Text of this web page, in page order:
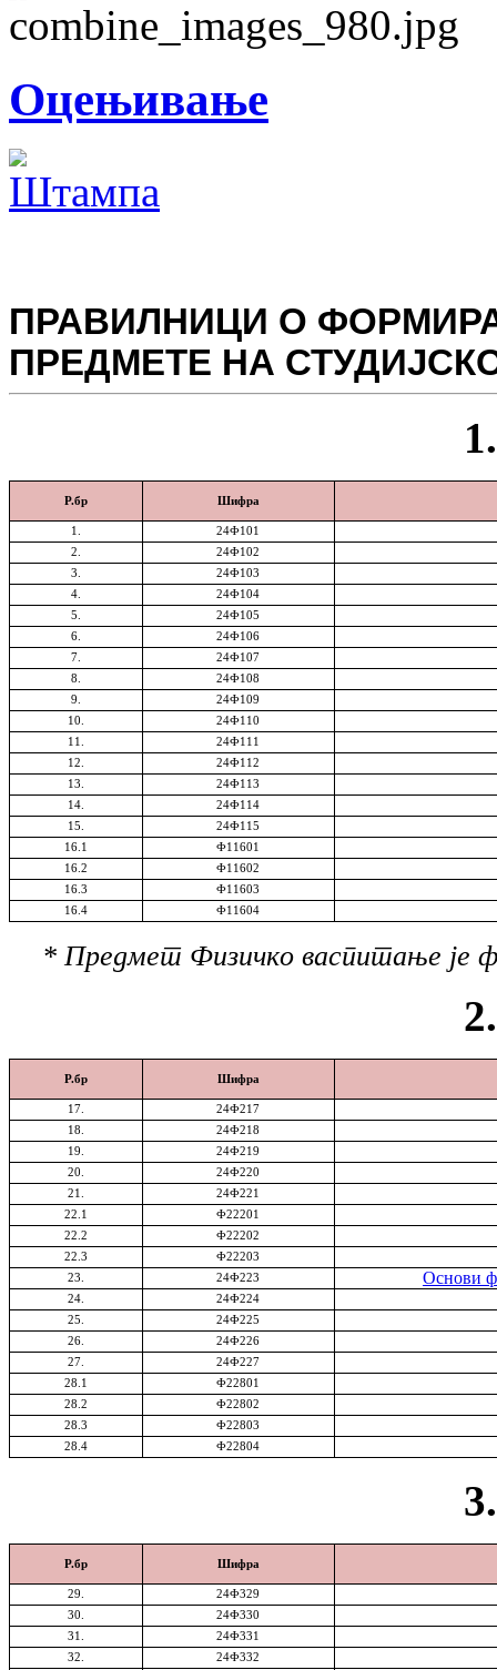
Оцењивање
ПРАВИЛНИЦИ О
ПРЕДМЕТЕ НА
Р.бр Шифра
1
24Ф101
2.
24Ф102
3
24Ф103
4
24Ф104
5
24Ф105
6
24Ф106
7
24Ф107
8
24Ф108
9.
24Ф109
10.
24Ф110
11.
24Ф111
12.
24Ф112
13.
24Ф113
14.
24Ф114
15.
24Ф115
16. 1
Ф11601
16.2
Ф11602
16.3
Ф11603
16.4
Ф11604
* Предмет Физичко васпитање је
Р.бр Шифра
17
24Ф217
18.
24Ф218
19.
24Ф219
20.
24Ф220
21.
24Ф221
22.1
Ф22201
22.2
Ф22202
22.3
Ф22203
23.
24Ф223 Основи
24.
24Ф224
25.
24Ф225
26.
24Ф226
27.
24Ф227
28.1
Ф22801
28.2
Ф22802
28.3
Ф22803
28.4
Ф22804
Р.бр Шифра
29
24Ф329
30.
24Ф330
31.
24Ф331
32.
24Ф332